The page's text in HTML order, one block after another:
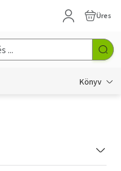
Üres
Könyv